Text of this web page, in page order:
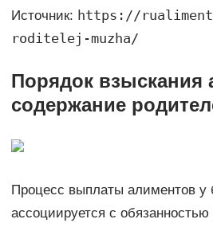
Источник: https://
roditelej-muzha/
Порядок взыскания
содержание
Процесс выплаты алиментов
ассоциируется с